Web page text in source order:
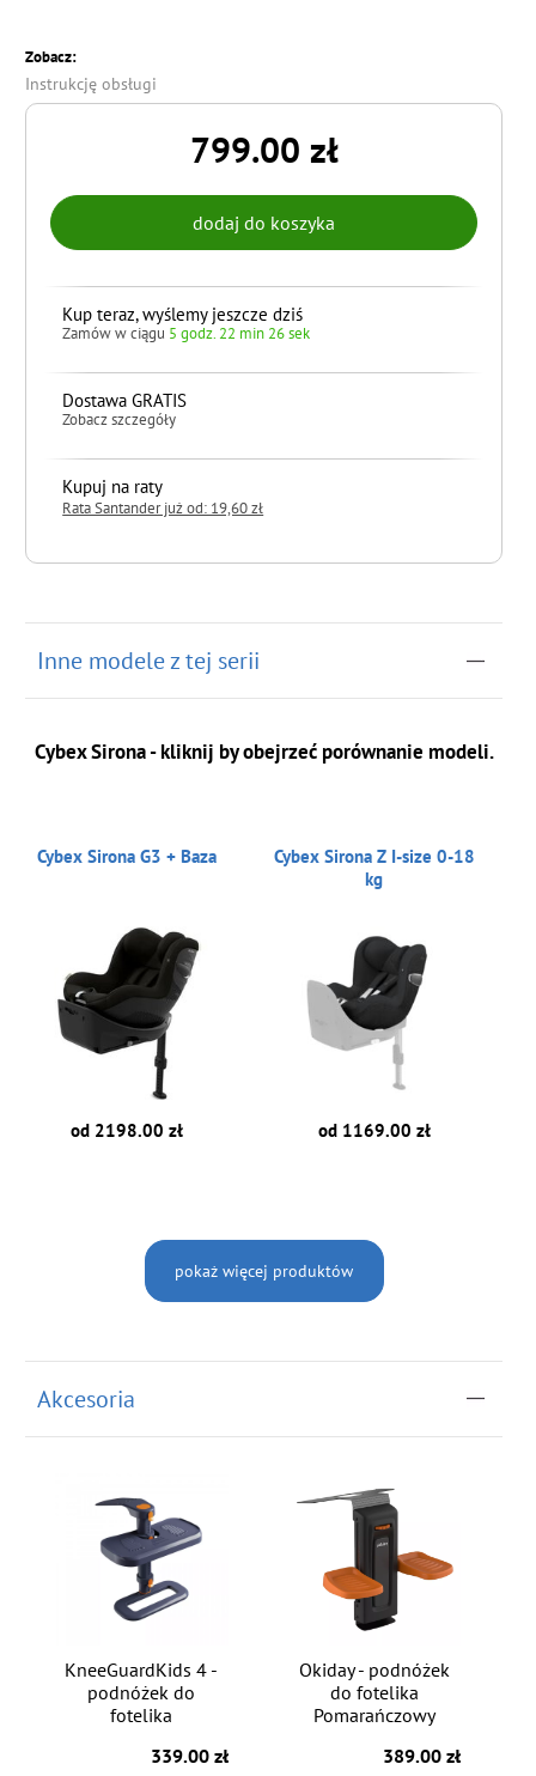
Zobacz:
Instrukcję obsługi
799.00 zł
Kup teraz, wyślemy jeszcze dziś
Zamów w ciągu 5 godz. 22 min 25 sek
Dostawa GRATIS
Zobacz szczegóły
Kupuj na raty
Rata Santander już od: 19,60 zł
Inne modele z tej serii
Cybex Sirona - kliknij by obejrzeć porównanie modeli.
Cybex Sirona G3 + Baza
od 2198.00 zł
Cybex Sirona Z I-size 0-18
kg
od 1169.00 zł
pokaż więcej produktów
Akcesoria
KneeGuardKids 4 -
podnóżek do
fotelika
339.00 zł
Okiday - podnóżek
do fotelika
Pomarańczowy
389.00 zł